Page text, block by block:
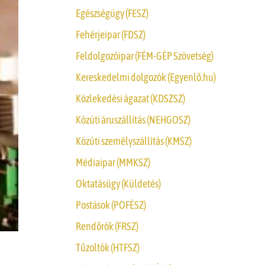
Egészségügy (FESZ)
Fehérjeipar (FDSZ)
Feldolgozóipar (FÉM-GÉP Szövetség)
Kereskedelmi dolgozók (Egyenlő.hu)
Közlekedési ágazat (KDSZSZ)
Közúti áruszállítás (NEHGOSZ)
Közúti személyszállítás (KMSZ)
Médiaipar (MMKSZ)
Oktatásügy (Küldetés)
Postások (POFÉSZ)
Rendőrök (FRSZ)
Tűzoltók (HTFSZ)